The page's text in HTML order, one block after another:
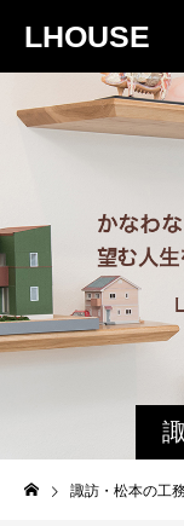
LHOUSE
諏訪・松本の工